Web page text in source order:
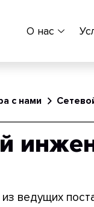
О нас
с нами
ведущих